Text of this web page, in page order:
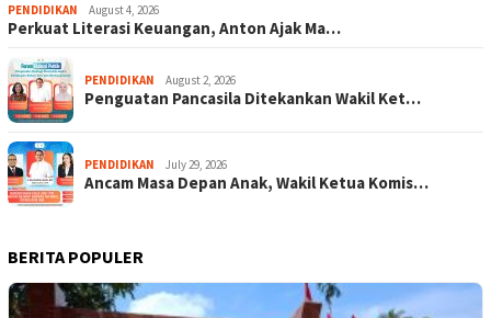
PENDIDIKAN August 4, 2026
Perkuat Literasi Keuangan, Anton Ajak Ma…
PENDIDIKAN August 2, 2026
Penguatan Pancasila Ditekankan Wakil Ket…
PENDIDIKAN July 29, 2026
Ancam Masa Depan Anak, Wakil Ketua Komis…
BERITA POPULER